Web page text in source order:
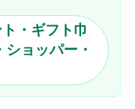
・ギフト巾
ョッパー・